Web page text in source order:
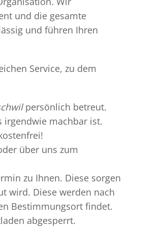
und die gesamte
und führen Ihren
Service, zu dem
persönlich betreut.
irgendwie machbar ist.
über uns zum
zu Ihnen. Diese sorgen
wird. Diese werden nach
Bestimmungsort findet.
abgesperrt.